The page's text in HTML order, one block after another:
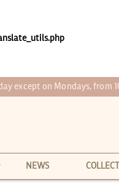
except on Mondays, from
NEWS